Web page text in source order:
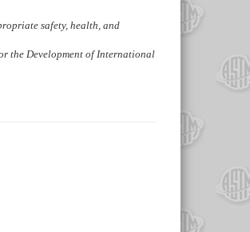
safety, health, and
the Development of International